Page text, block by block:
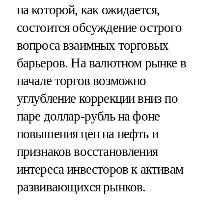
на которой, как ожидается,
состоится обсуждение острого
вопроса взаимных торговых
барьеров. На валютном рынке в
начале торгов возможно
углубление коррекции вниз по
паре доллар-рубль на фоне
повышения цен на нефть и
признаков восстановления
интереса инвесторов к активам
развивающихся рынков.